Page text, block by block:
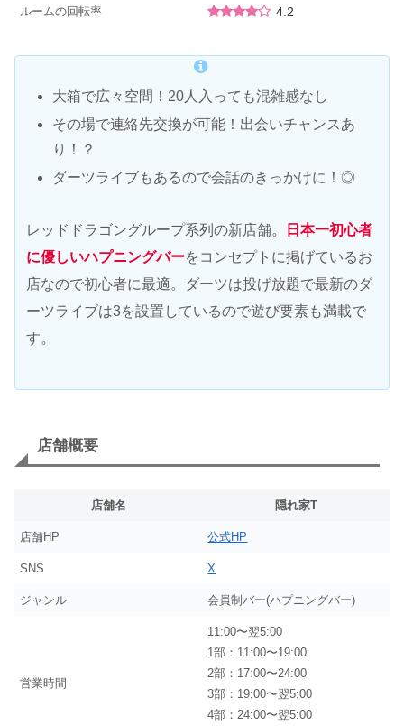
ルームの回転率 4.2
大箱で広々空間！20人入っても混雑感なし
その場で連絡先交換が可能！出会いチャンスあ
り！？
ダーツライブもあるので会話のきっかけに！◎
レッドドラゴングループ系列の新店舗。
日本一初心者
に優しいハプニングバーをコンセプトに掲げているお
店なので初心者に最適。ダーツは投げ放題で最新のダ
ーツライブは3を設置しているので遊び要素も満載で
す。
店舗概要
店舗名 隠れ家T
店舗HP 公式HP
SNS X
ジャンル 会員制バー(ハプニングバー)
営業時間
11:00〜翌5:00
1部：11:00〜19:00
2部：17:00〜24:00
3部：19:00〜翌5:00
4部：24:00〜翌5:00